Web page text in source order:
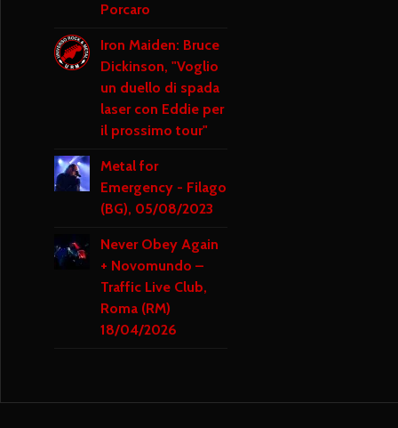
Porcaro
Iron Maiden: Bruce
Dickinson, "Voglio
un duello di spada
laser con Eddie per
il prossimo tour"
Metal for
Emergency - Filago
(BG), 05/08/2023
Never Obey Again
+ Novomundo –
Traffic Live Club,
Roma (RM)
18/04/2026